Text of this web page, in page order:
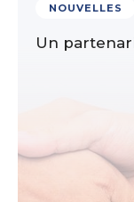
NOUVELLES
Un